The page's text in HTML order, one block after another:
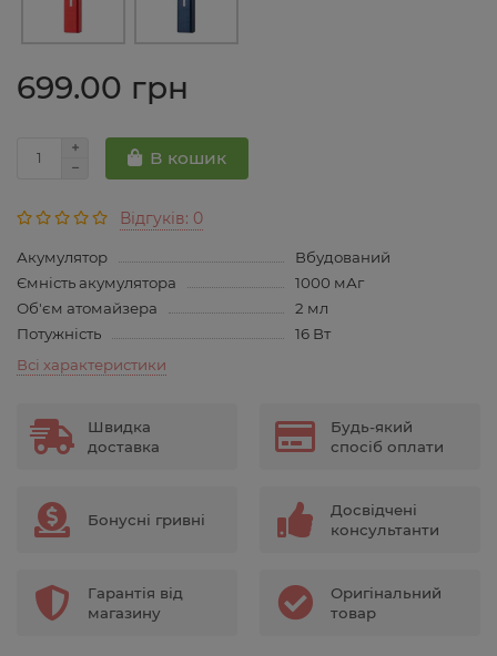
699.00 грн
В кошик
Відгуків: 0
Акумулятор
Вбудований
Ємність акумулятора
1000 мАг
Об'єм атомайзера
2 мл
Потужність
16 Вт
Всі характеристики
Швидка
доставка
Будь-який
спосіб оплати
Бонусні гривні
Досвідчені
консультанти
Гарантія від
магазину
Оригінальний
товар